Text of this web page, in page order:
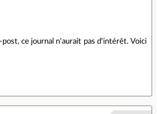
ce journal n'aurait pas d'intérêt. Voici